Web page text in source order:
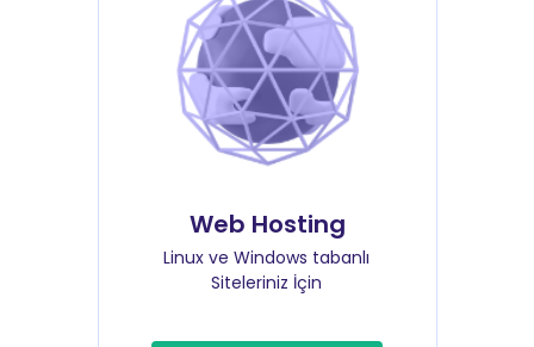
Web Hosting
Linux ve Windows tabanlı
Siteleriniz İçin